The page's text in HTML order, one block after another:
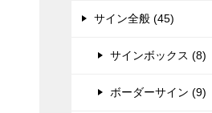
サイン全般 (45)
サインボックス (8)
ボーダーサイン (9)